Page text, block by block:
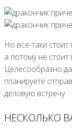
Но все-таки
а потому не
Целесообразно
планируете
деловую встречу.
НЕСКОЛЬКО